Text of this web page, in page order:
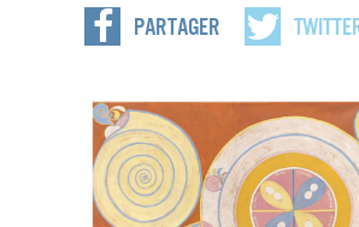
Partager